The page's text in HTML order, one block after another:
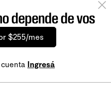
depende de vos
$255/mes
Ingresá